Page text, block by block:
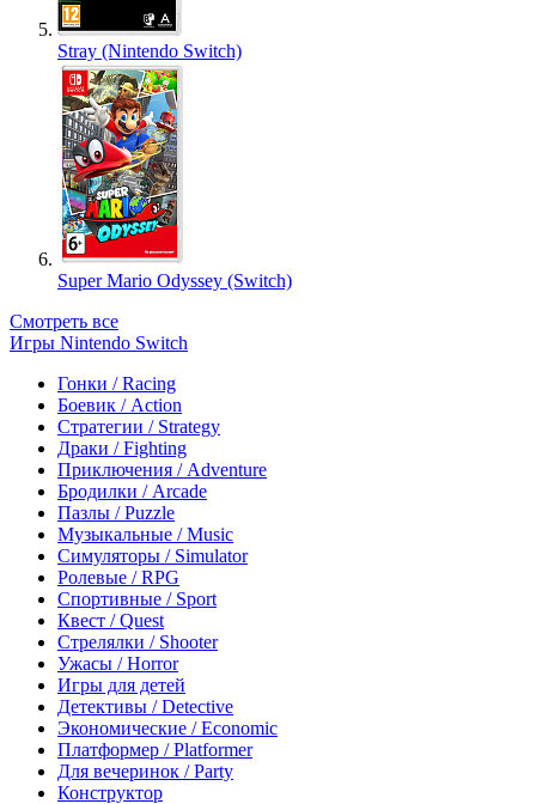
Stray (Nintendo Switch)
Super Mario Odyssey (Switch)
Смотреть все
Игры Nintendo Switch
Гонки / Racing
Боевик / Action
Стратегии / Strategy
Драки / Fighting
Приключения / Adventure
Бродилки / Arcade
Пазлы / Puzzle
Музыкальные / Music
Симуляторы / Simulator
Ролевые / RPG
Спортивные / Sport
Квест / Quest
Стрелялки / Shooter
Ужасы / Horror
Игры для детей
Детективы / Detective
Экономические / Economic
Платформер / Platformer
Для вечеринок / Party
Конструктор